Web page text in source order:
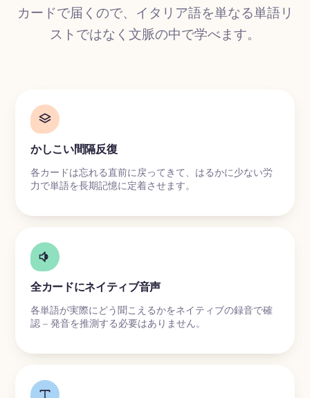
カードで届くので、イタリア語を単なる単語リ
ストではなく文脈の中で学べます。
かしこい間隔反復
各カードは忘れる直前に戻ってきて、はるかに少ない労
力で単語を長期記憶に定着させます。
全カードにネイティブ音声
各単語が実際にどう聞こえるかをネイティブの録音で確
認 – 発音を推測する必要はありません。